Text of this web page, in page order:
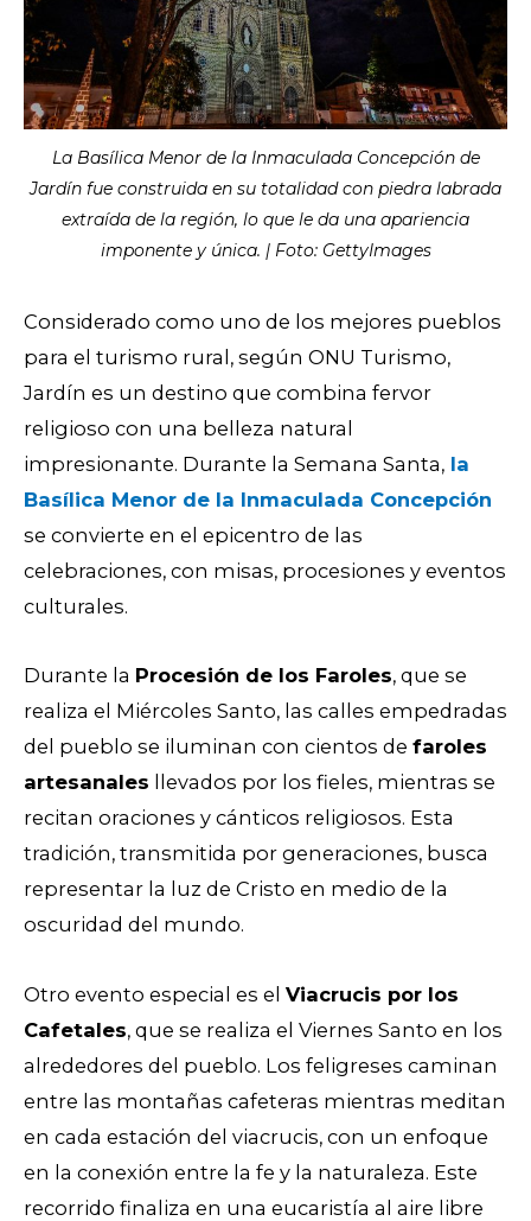
La Basílica Menor de la Inmaculada Concepción de
Jardín fue construida en su totalidad con piedra labrada
extraída de la región, lo que le da una apariencia
imponente y única. | Foto: GettyImages
Considerado como uno de los mejores pueblos
para el turismo rural, según ONU Turismo,
Jardín es un destino que combina fervor
religioso con una belleza natural
impresionante. Durante la Semana Santa, la
Basílica Menor de la Inmaculada Concepción
se convierte en el epicentro de las
celebraciones, con misas, procesiones y eventos
culturales.
Durante la Procesión de los Faroles, que se
realiza el Miércoles Santo, las calles empedradas
del pueblo se iluminan con cientos de faroles
artesanales llevados por los fieles, mientras se
recitan oraciones y cánticos religiosos. Esta
tradición, transmitida por generaciones, busca
representar la luz de Cristo en medio de la
oscuridad del mundo.
Otro evento especial es el Viacrucis por los
Cafetales, que se realiza el Viernes Santo en los
alrededores del pueblo. Los feligreses caminan
entre las montañas cafeteras mientras meditan
en cada estación del viacrucis, con un enfoque
en la conexión entre la fe y la naturaleza. Este
recorrido finaliza en una eucaristía al aire libre